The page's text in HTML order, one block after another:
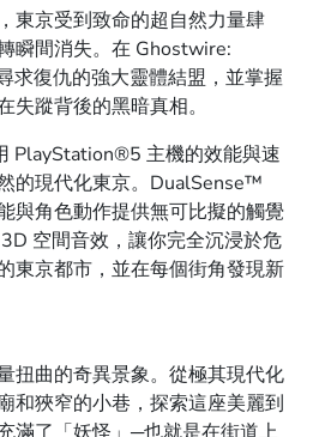
東京受到致命的超自然力量肆
瞬間消失。在 Ghostwire:
求復仇的強大靈體結盟，並掌握
蹤背後的黑暗真相。
PlayStation®5 主機的效能與速
的現代化東京。DualSense™
與角色動作提供無可比擬的觸覺
空間音效，讓你完全沉浸於危
東京都市，並在每個街角發現新
扭曲的奇異景象。從極其現代化
和狹窄的小巷，探索這座美麗到